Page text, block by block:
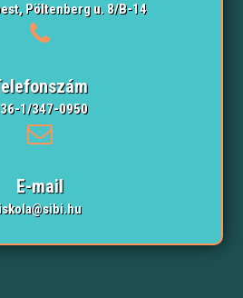
Pöltenberg u. 8/B-14
1/347-0950
E-mail
iskola@sibi.hu